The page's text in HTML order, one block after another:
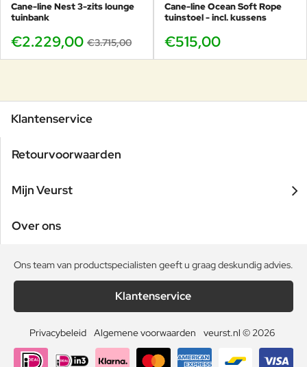
Cane-line Nest 3-zits lounge
tuinbank
€2.229,00 €3.715,00
Cane-line Ocean Soft Rope
tuinstoel - incl. kussens
€515,00
Klantenservice
Retourvoorwaarden
Mijn Veurst
Over ons
Ons team van productspecialisten geeft u graag deskundig advies.
Klantenservice
Privacybeleid Algemene voorwaarden veurst.nl © 2026